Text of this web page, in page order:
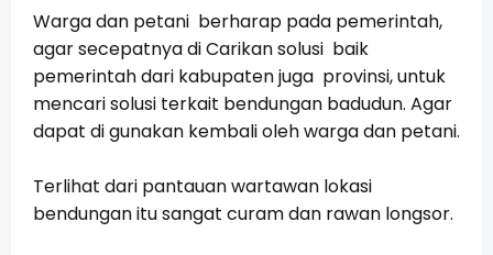
Warga dan petani berharap pada pemerintah,
agar secepatnya di Carikan solusi baik
pemerintah dari kabupaten juga provinsi, untuk
mencari solusi terkait bendungan badudun. Agar
dapat di gunakan kembali oleh warga dan petani.
Terlihat dari pantauan wartawan lokasi
bendungan itu sangat curam dan rawan longsor.